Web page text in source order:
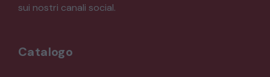
sui nostri canali social.
Catalogo